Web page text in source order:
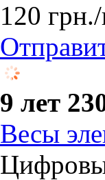
120 грн.
9 лет
Весы